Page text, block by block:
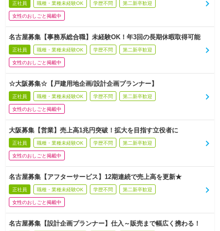
正社員 職種・業種未経験OK 学歴不問 第二新卒歓迎
女性のおしごと掲載中
名古屋募集【事務系総合職】未経験OK！年3回の長期休暇取得可能
正社員 職種・業種未経験OK 学歴不問 第二新卒歓迎
女性のおしごと掲載中
☆大阪募集☆【戸建用地企画/設計企画プランナー】
正社員 職種・業種未経験OK 学歴不問 第二新卒歓迎
女性のおしごと掲載中
大阪募集【営業】売上高1兆円突破！拡大を目指す立役者に
正社員 職種・業種未経験OK 学歴不問 第二新卒歓迎
女性のおしごと掲載中
名古屋募集【アフターサービス】12期連続で売上高を更新★
正社員 職種・業種未経験OK 学歴不問 第二新卒歓迎
女性のおしごと掲載中
名古屋募集【設計企画プランナー】仕入～販売まで幅広く携わる！